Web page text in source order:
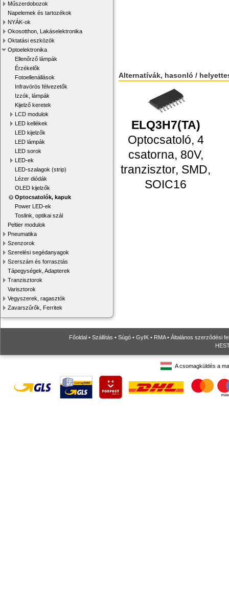
Műszerdobozok
Napelemek és tartozékok
NYÁK-ok
Okosotthon, Lakáselektronika
Oktatási eszközök
Optoelektronika
Ellenőrző lámpák
Érzékelők
Fotoellenállások
Infravörös félvezetők
Izzók, lámpák
Kijelző keretek
LCD modulok
LED kellékek
LED kijelzők
LED lámpák
LED sorok
LED-ek
LED-szalagok (strip)
Lézer diódák
OLED kijelzők
Optocsatolók, kapuk
Power LED-ek
Toslink, optikai szál
Peltier modulok
Pneumatika
Szenzorok
Szerelési segédanyagok
Szerszám és forrasztás
Tápegységek, Adapterek
Tranzisztorok
Varisztorok
Vegyszerek, ragasztók
Zavarszűrők, Ferritek
Alternatívák, hasonló /
ELQ3H7(TA)
Optocsatoló, 4
csatorna, 80V,
tranzisztor, SMD,
SOIC16
Főoldal • Szállítás • Súgó • GyIK • RMA• Általános szerződési
A csomagküldés a